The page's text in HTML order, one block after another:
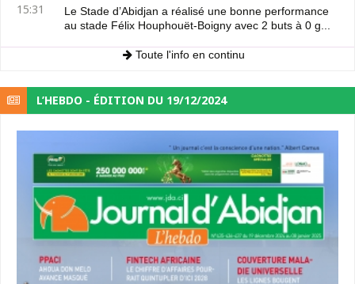
15:31
Le Stade d’Abidjan a réalisé une bonne performance
au stade Félix Houphouët-Boigny avec 2 buts à 0 g...
Toute l'info en continu
L’HEBDO - ÉDITION DU 19/12/2024